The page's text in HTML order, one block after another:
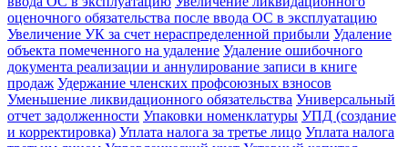
оценочного обязательства после ввода ОС в эксплуатацию
Увеличение УК за счет нераспределенной прибыли Удаление
объекта помеченного на удаление Удаление ошибочного
документа реализации и аннулирование записи в книге
продаж Удержание членских профсоюзных взносов
Уменьшение ликвидационного обязательства Универсальный
отчет задолженности Упаковки номенклатуры УПД (создание
и корректировка) Уплата налога за третье лицо Уплата налога